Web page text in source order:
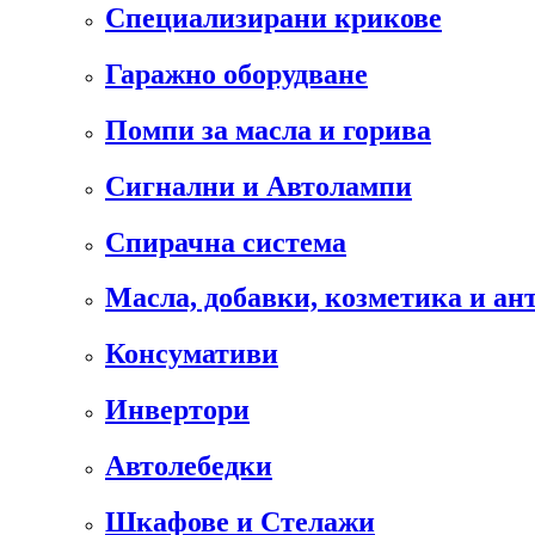
Специализирани крикове
Гаражно оборудване
Помпи за масла и горива
Сигнални и Автолампи
Спирачна система
Масла, добавки, козметика и
Консумативи
Инвертори
Автолебедки
Шкафове и Стелажи